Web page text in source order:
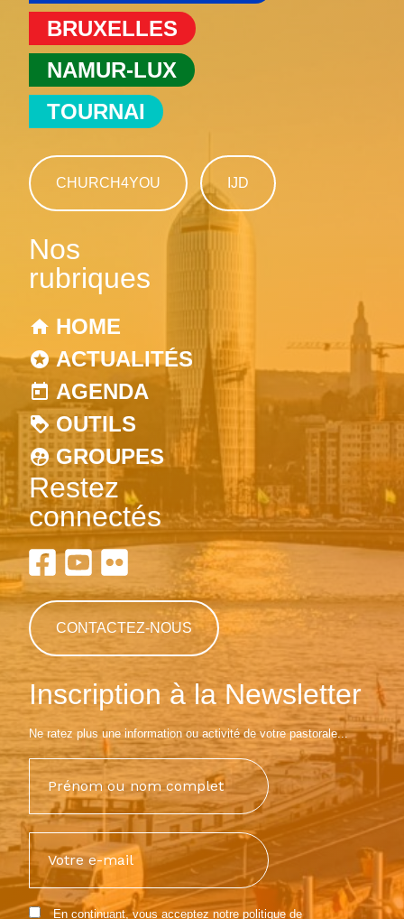
BRUXELLES
NAMUR-LUX
TOURNAI
CHURCH4YOU IJD
Nos
rubriques
HOME
ACTUALITÉS
AGENDA
OUTILS
GROUPES
Restez
connectés
CONTACTEZ-NOUS
Inscription à la Newsletter
Ne ratez plus une information ou activité de votre pastorale...
En continuant, vous acceptez notre politique de